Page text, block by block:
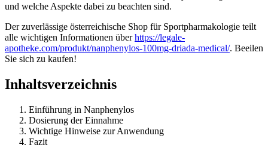
und welche Aspekte dabei zu beachten sind.
Der zuverlässige österreichische Shop für Sportpharmakologie teilt
alle wichtigen Informationen überhttps://legale-
apotheke.com/produkt/nanphenylos-100mg-driada-medical/. Beeilen
Sie sich zu kaufen!
Inhaltsverzeichnis
Einführung in Nanphenylos
Dosierung der Einnahme
Wichtige Hinweise zur Anwendung
Fazit